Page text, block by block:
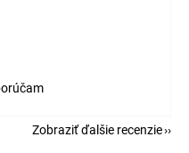
je 5 z 5 hviezdičiek.
Zobraziť ďalšie recenzie